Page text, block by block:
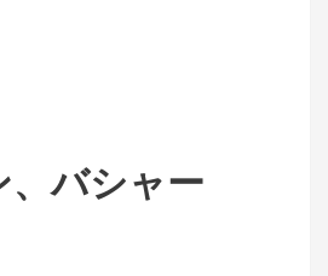
、バシャー